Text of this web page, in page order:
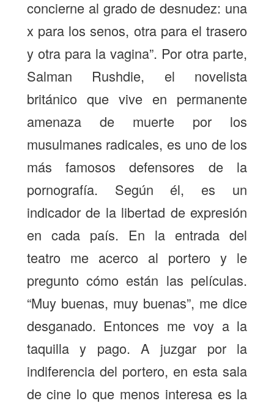
concierne al grado de desnudez: una
x para los senos, otra para el trasero
y otra para la vagina”. Por otra parte,
Salman Rushdie, el novelista
británico que vive en permanente
amenaza de muerte por los
musulmanes radicales, es uno de los
más famosos defensores de la
pornografía. Según él, es un
indicador de la libertad de expresión
en cada país. En la entrada del
teatro me acerco al portero y le
pregunto cómo están las películas.
“Muy buenas, muy buenas”, me dice
desganado. Entonces me voy a la
taquilla y pago. A juzgar por la
indiferencia del portero, en esta sala
de cine lo que menos interesa es la